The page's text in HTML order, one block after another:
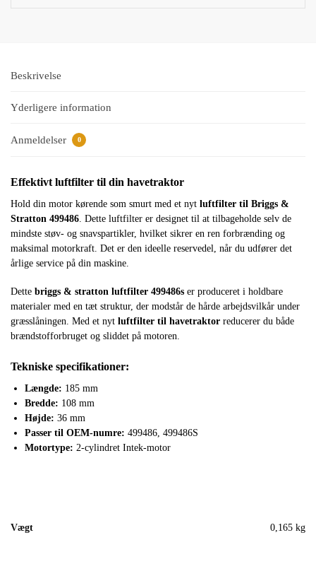
Beskrivelse
Yderligere information
Anmeldelser 0
Effektivt luftfilter til din havetraktor
Hold din motor kørende som smurt med et nyt luftfilter til Briggs &
Stratton 499486 . Dette luftfilter er designet til at tilbageholde selv de
mindste støv- og snavspartikler, hvilket sikrer en ren forbrænding og
maksimal motorkraft. Det er den ideelle reservedel, når du udfører det
årlige service på din maskine.
Dette briggs & stratton luftfilter 499486s er produceret i holdbare
materialer med en tæt struktur, der modstår de hårde arbejdsvilkår under
græsslåningen. Med et nyt luftfilter til havetraktor reducerer du både
brændstofforbruget og sliddet på motoren.
Tekniske specifikationer:
Længde: 185 mm
Bredde: 108 mm
Højde: 36 mm
Passer til OEM-numre: 499486, 499486S
Motortype: 2-cylindret Intek-motor
Vægt 0,165 kg